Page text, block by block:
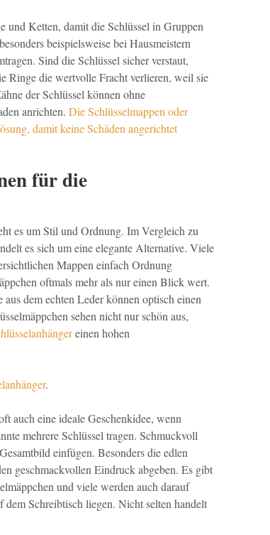
und Ketten, damit die Schlüssel in Gruppen
beispielsweise bei Hausmeistern
Sind die Schlüssel sicher verstaut,
Ringe die wertvolle Fracht verlieren, weil sie
der Schlüssel können ohne
anrichten. Die Schlüsselmappen oder
damit keine Schäden angerichtet
für die
es um Stil und Ordnung. Im Vergleich zu
es sich um eine elegante Alternative. Viele
Mappen einfach Ordnung
oftmals mehr als nur einen Blick wert.
dem echten Leder können optisch einen
sehen nicht nur schön aus,
einen hohen
.
auch eine ideale Geschenkidee, wenn
mehrere Schlüssel tragen. Schmuckvoll
einfügen. Besonders die edlen
geschmackvollen Eindruck abgeben. Es gibt
und viele werden auch darauf
Schreibtisch liegen. Nicht selten handelt